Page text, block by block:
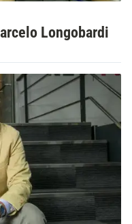
Longobardi